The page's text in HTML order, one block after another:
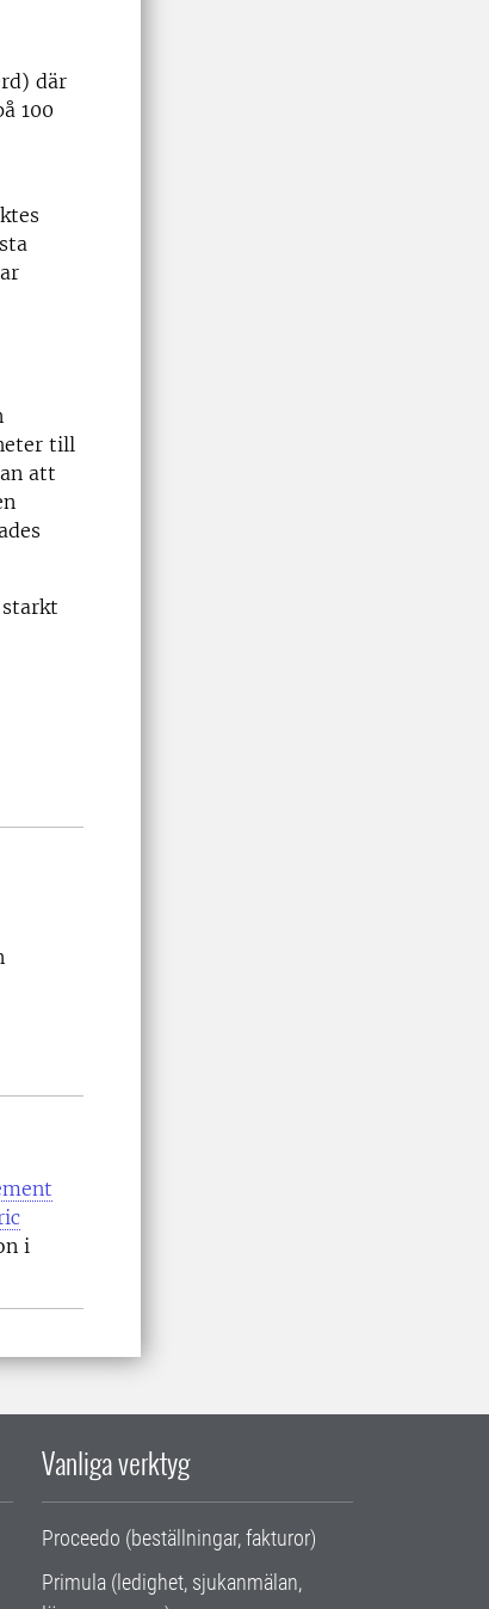
där
100
till
att
i
Vanliga verktyg
Proceedo (beställningar, fakturor)
Primula (ledighet, sjukanmälan,